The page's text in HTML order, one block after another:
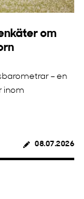
om
– en
inom
08.07.2026